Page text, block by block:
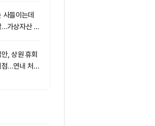
사들이는데
…가상자산 바
, 상원 휴회
점…연내 처리